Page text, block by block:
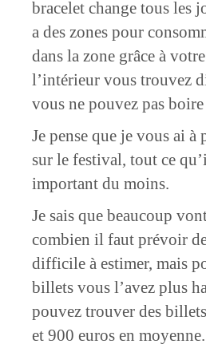
bracelet change tous les
a des zones pour
dans la zone grâce à
l’intérieur vous trouvez
vous ne pouvez pas
Je pense que je vous ai
sur le festival, tout ce
important du moins.
Je sais que beaucoup
combien il faut prévoir
difficile à estimer, mais
billets vous l’avez plus
pouvez trouver des
et 900 euros en